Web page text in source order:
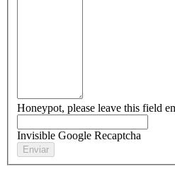
Honeypot, please leave this field
Invisible Google Recaptcha